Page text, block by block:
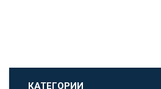
КАТЕГОРИИ